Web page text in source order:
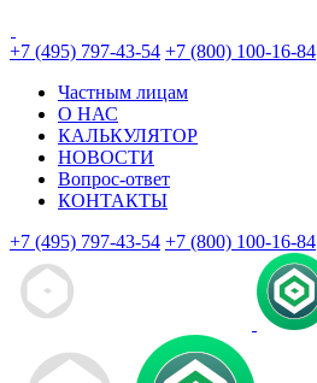
+7 (495) 797-43-54 +7 (800) 100-16-84
Частным лицам
О НАС
КАЛЬКУЛЯТОР
НОВОСТИ
Вопрос-ответ
КОНТАКТЫ
+7 (495) 797-43-54 +7 (800) 100-16-84